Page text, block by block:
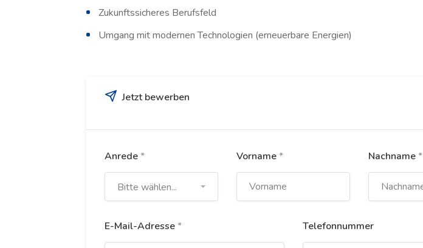
Zukunftssicheres Berufsfeld
Umgang mit modernen Technologien (erneuerbare Energien)
Jetzt bewerben
Anrede*
Bitte wählen...
Vorname* Nachname*
E-Mail-Adresse* Telefonnummer